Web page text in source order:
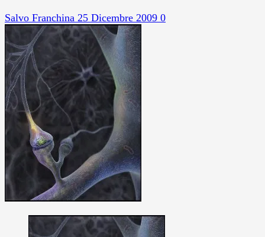
Salvo Franchina 25 Dicembre 2009 0